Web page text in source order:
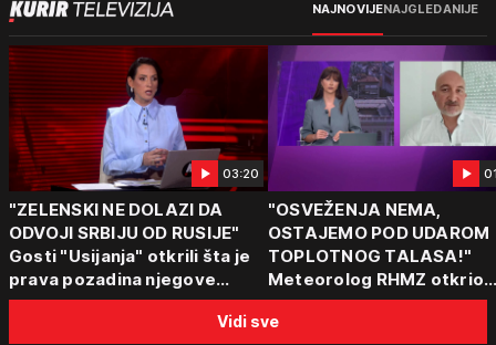
NAJNOVIJENAJGLEDANIJE
03:20
"ZELENSKI NE DOLAZI DA
ODVOJI SRBIJU OD RUSIJE"
Gosti "Usijanja" otkrili šta je
prava pozadina njegove
posete Beogradu
"OSVEŽENJA NEMA,
OSTAJEMO POD UDAROM
TOPLOTNOG TALASA!"
Meteorolog RHMZ otkrio
kakvo vreme nas čeka do
kraja avgusta
Vidi sve